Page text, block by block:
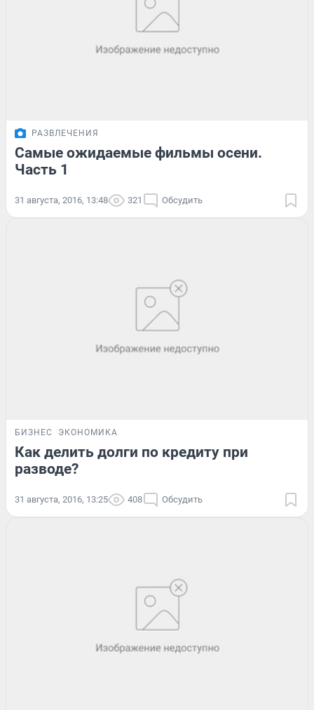
РАЗВЛЕЧЕНИЯ
Самые ожидаемые фильмы осени.
Часть 1
31 августа, 2016, 13:48 321 Обсудить
БИЗНЕС ЭКОНОМИКА
Как делить долги по кредиту при
разводе?
31 августа, 2016, 13:25 408 Обсудить